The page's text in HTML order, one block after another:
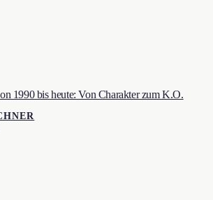
1990 bis heute: Von Charakter zum K.O.